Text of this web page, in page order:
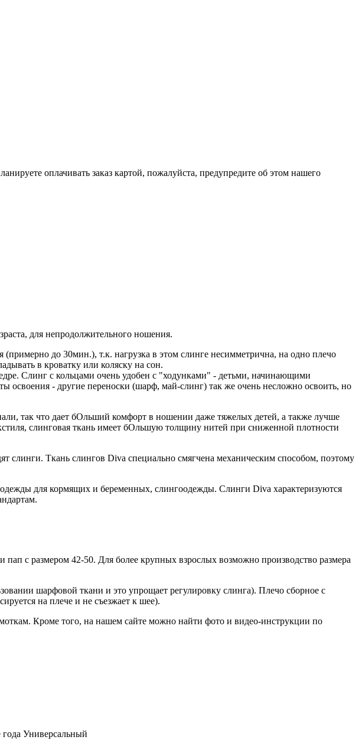
оплачивать заказ картой, пожалуйста, предупредите об этом нашего
для непродолжительного ношения.
(примерно до 30мин.), т.к. нагрузка в этом слинге несимметрична, на одно плечо
в кроватку или коляску на сон.
Слинг с кольцами очень удобен с "ходунками" - детьми, начинающими
освоения - другие переноски (шарф, май-слинг) так же очень несложно освоить, но
так что дает бОльший комфорт в ношении даже тяжелых детей, а также лучше
слинговая ткань имеет бОльшую толщину нитей при сниженной плотности
слинги. Ткань слингов Diva специально смягчена механическим способом, поэтому
для кормящих и беременных, слингоодежды. Слинги Diva характеризуются
с размером 42-50. Для более крупных взрослых возможно производство размера
шарфовой ткани и это упрощает регулировку слинга). Плечо сборное с
на плече и не съезжает к шее).
Кроме того, на нашем сайте можно найти фото и видео-инструкции по
года Универсальный